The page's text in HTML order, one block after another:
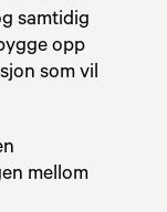
samtidig
opp
som vil
mellom